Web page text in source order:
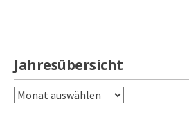
Jahresübersicht
Jahresübersicht